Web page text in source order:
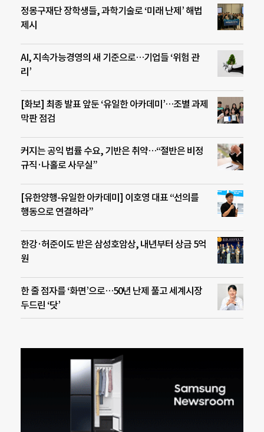
정몽구재단 장학생들, 과학기술로 ‘미래 난제’ 해법
제시
AI, 지속가능경영의 새 기준으로…기업들 ‘위험 관
리’
[화보] 최종 발표 앞둔 ‘유일한 아카데미’…조별 과제
막판 점검
커지는 공익 법률 수요, 기반은 취약…“절반은 비정
규직·나홀로 사무실”
[유한양행-유일한 아카데미] 이호영 대표 “선의를
행동으로 연결하라”
한강·허준이도 받은 삼성호암상, 내년부터 상금 5억
원
한 줄 점자를 ‘화면’으로…50년 난제 풀고 세계시장
두드린 ‘닷’